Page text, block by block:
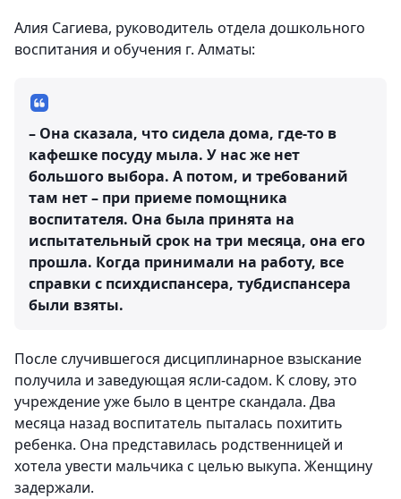
Алия Сагиева, руководитель отдела дошкольного
воспитания и обучения г. Алматы:
– Она сказала, что сидела дома, где-то в
кафешке посуду мыла. У нас же нет
большого выбора. А потом, и требований
там нет – при приеме помощника
воспитателя. Она была принята на
испытательный срок на три месяца, она его
прошла. Когда принимали на работу, все
справки с психдиспансера, тубдиспансера
были взяты.
После случившегося дисциплинарное взыскание
получила и заведующая ясли-садом. К слову, это
учреждение уже было в центре скандала. Два
месяца назад воспитатель пыталась похитить
ребенка. Она представилась родственницей и
хотела увести мальчика с целью выкупа. Женщину
задержали.